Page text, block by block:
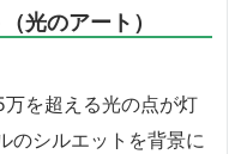
光のアート）
を超える光の点が灯
のシルエットを背景に